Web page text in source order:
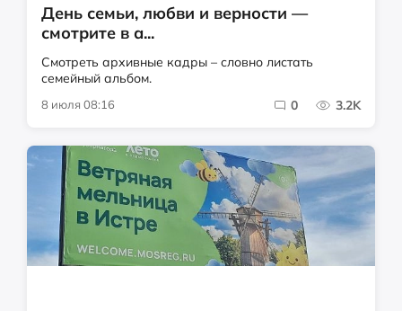
День семьи, любви и верности —
смотрите в а...
Смотреть архивные кадры – словно листать
семейный альбом.
8 июля 08:16 0 3.2K